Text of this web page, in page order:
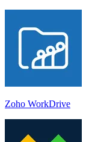
Zoho WorkDrive